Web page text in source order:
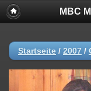
MBC
Startseite / 2007 /